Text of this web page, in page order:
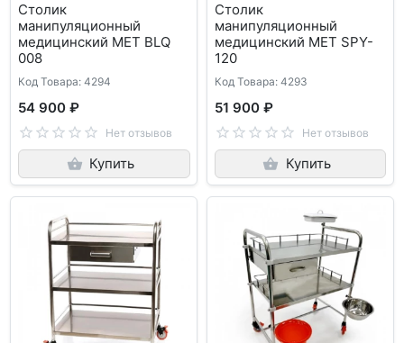
Столик
манипуляционный
медицинский MET BLQ
008
Код Товара: 4294
54 900 ₽
Нет отзывов
Купить
Столик
манипуляционный
медицинский MET SPY-
120
Код Товара: 4293
51 900 ₽
Нет отзывов
Купить